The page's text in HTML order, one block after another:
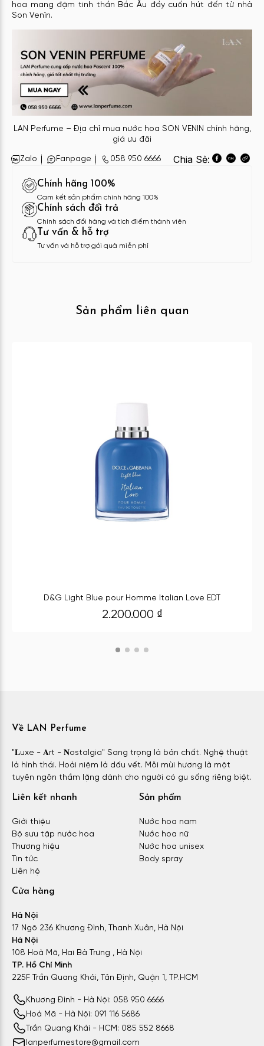
hoa mang đậm tinh thần Bắc Âu đầy cuốn hút đến từ nhà
Son Venïn.
LAN Perfume – Địa chỉ mua nước hoa SON VENIN chính hãng,
giá ưu đãi
Zalo Fanpage 058 950 6666 Chia Sẻ:
Chính hãng 100%
Cam kết sản phẩm chính hãng 100%
Chính sách đổi trả
Chính sách đổi hàng và tích điểm thành viên
Tư vấn & hỗ trợ
Tư vấn và hỗ trợ gói quà miễn phí
Sản phẩm liên quan
D&G Light Blue pour Homme Italian Love EDT
2.200.000 ₫
Về LAN Perfume
"𝐋uxe - 𝐀rt - 𝐍ostalgia" Sang trọng là bản chất. Nghệ thuật
là hình thái. Hoài niệm là dấu vết. Mỗi mùi hương là một
tuyên ngôn thầm lặng dành cho người có gu sống riêng biệt.
Liên kết nhanh
Giới thiệu
Bộ sưu tập nước hoa
Thương hiệu
Tin tức
Liên hệ
Sản phẩm
Nước hoa nam
Nước hoa nữ
Nước hoa unisex
Body spray
Cửa hàng
Hà Nội
17 Ngõ 236 Khương Đình, Thanh Xuân, Hà Nội
Hà Nội
108 Hoà Mã, Hai Bà Trưng , Hà Nội
TP. Hồ Chí Minh
225F Trần Quang Khải, Tân Định, Quận 1, TP.HCM
Khương Đình - Hà Nội: 058 950 6666
Hoà Mã - Hà Nội: 091 116 5686
Trần Quang Khải - HCM: 085 552 8668
lanperfumestore@gmail.com